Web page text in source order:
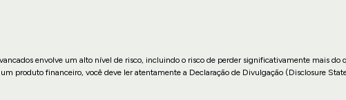
envolve um alto nível de risco, incluindo o risco de perder significativamente mais do
produto financeiro, você deve ler atentamente a Declaração de Divulgação (Disclosure